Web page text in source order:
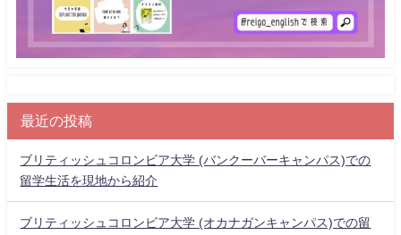
最近の投稿
ブリティッシュコロンビア大学 (バンクーバーキャンパス)での
留学生活を現地から紹介
ブリティッシュコロンビア大学 (オカナガンキャンパス)での留